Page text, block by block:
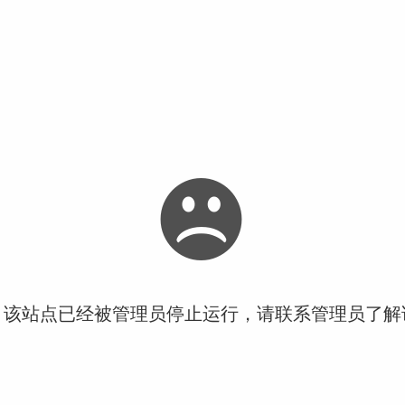
站点已经被管理员停止运行，请联系管理员了